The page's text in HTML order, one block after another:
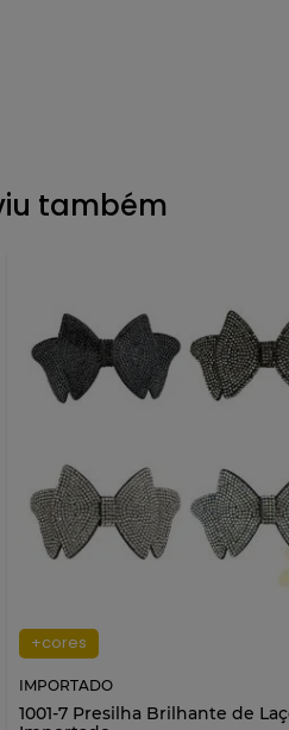
também
+cores
IMPORTADO
1001-7 Presilha Brilhante de